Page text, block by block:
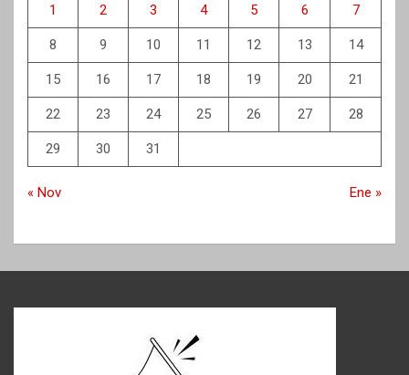
1 2 3 4 5 6 7
8 9 10 11 12 13 14
15 16 17 18 19 20 21
22 23 24 25 26 27 28
29 30 31
« Nov Ene »